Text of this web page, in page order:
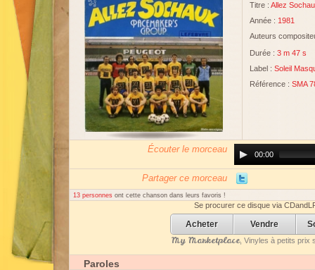
Titre : Allez
Année : 1981
Auteurs
Durée : 3 m 47 s
Label : Soleil
Référence : SMA
Écouter le morceau
Player00:00
Partager ce morceau
13 personnes ont cette chanson dans leurs favoris !
Se procurer ce disque via
Acheter Vendre
My Marketplace, Vinyles à petits prix
Paroles